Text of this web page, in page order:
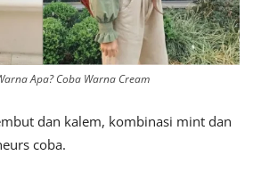
Apa? Coba Warna Cream
dan kalem, kombinasi mint dan
coba.